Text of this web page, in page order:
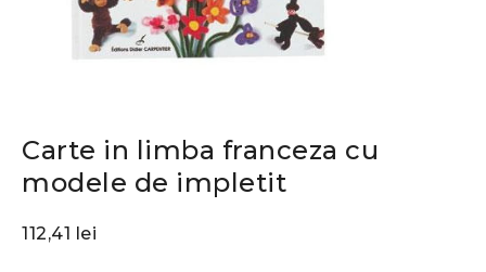
Carte in limba franceza cu
modele de impletit
112,41 lei